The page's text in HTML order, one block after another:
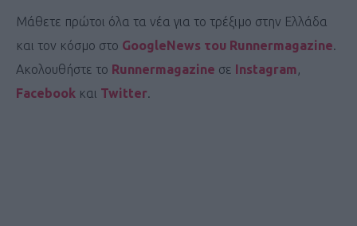
Μάθετε πρώτοι όλα τα νέα για το τρέξιμο στην Ελλάδα
και τον κόσμο στο GoogleNews του Runnermagazine.
Ακολουθήστε το Runnermagazine σε Instagram,
Facebook και Twitter.